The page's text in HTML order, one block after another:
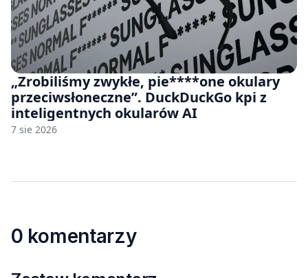
„Zrobiliśmy zwykłe, pie****one okulary
przeciwsłoneczne”. DuckDuckGo kpi z
inteligentnych okularów AI
7 sie 2026
0 komentarzy